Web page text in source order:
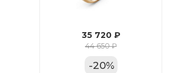
35 720 ₽
44 650 ₽
-20%